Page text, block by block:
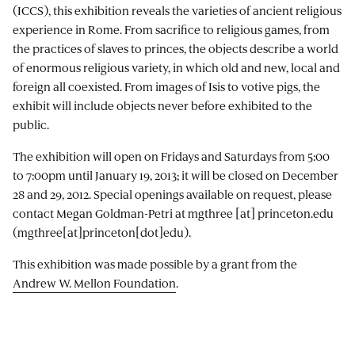
(ICCS), this exhibition reveals the varieties of ancient religious
experience in Rome. From sacrifice to religious games, from
the practices of slaves to princes, the objects describe a world
of enormous religious variety, in which old and new, local and
foreign all coexisted. From images of Isis to votive pigs, the
exhibit will include objects never before exhibited to the
public.
The exhibition will open on Fridays and Saturdays from 5:00
to 7:00pm until January 19, 2013; it will be closed on December
28 and 29, 2012. Special openings available on request, please
contact Megan Goldman-Petri atmgthree [at] princeton.edu
(mgthree[at]princeton[dot]edu).
This exhibition was made possible by a grant from the
Andrew W. Mellon Foundation.